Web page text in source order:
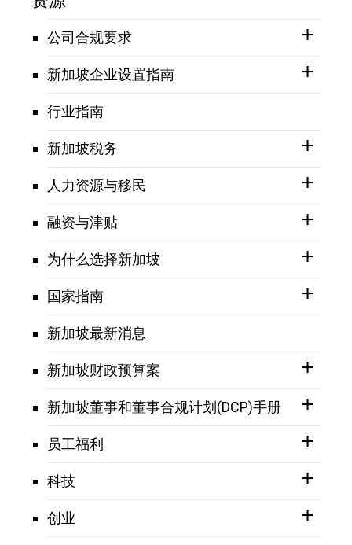
公司合规要求
新加坡企业设置指南
行业指南
新加坡税务
人力资源与移民
融资与津贴
为什么选择新加坡
国家指南
新加坡最新消息
新加坡财政预算案
新加坡董事和董事合规计划(DCP)手册
员工福利
科技
创业